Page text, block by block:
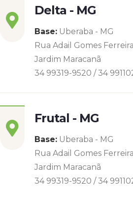
Delta - MG
Base: Uberaba - MG
Rua Adail Gomes
Jardim Maracanã
34 99319-9520 / 34
Frutal - MG
Base: Uberaba - MG
Rua Adail Gomes
Jardim Maracanã
34 99319-9520 / 34